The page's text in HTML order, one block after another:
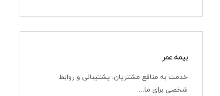
بیمه عمر
خدمت به منافع مشتریان. پشتیبانی و روابط
شخصی برای ما...
مدیران مجموعه